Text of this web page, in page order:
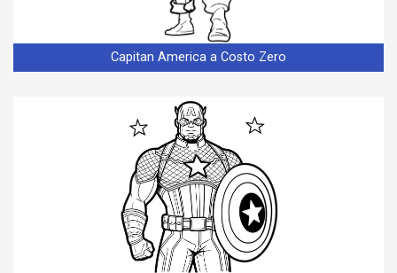
Capitan America a Costo Zero